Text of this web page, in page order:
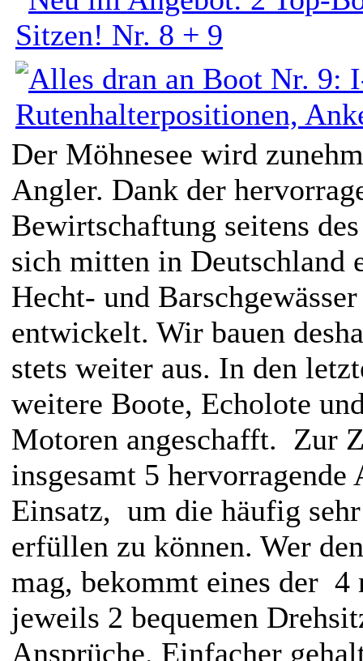
Der Möhnesee wird
Angler. Dank der
Bewirtschaftung seitens
sich mitten in Deutschland
Hecht- und
entwickelt. Wir bauen
stets weiter aus. In den
weitere Boote, Echolote
Motoren angeschafft. Zur
insgesamt 5
Einsatz, um die häufig
erfüllen zu können. Wer
mag, bekommt eines der 4
jeweils 2 bequemen
Ansprüche. Einfacher